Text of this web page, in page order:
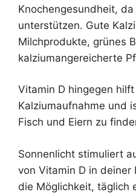
Knochengesundheit,
unterstützen. Gute
Milchprodukte, grünes
kalziumangereicherte
Vitamin D hingegen
Kalziumaufnahme und
Fisch und Eiern zu
Sonnenlicht stimuliert
von Vitamin D in deiner
die Möglichkeit, täglich